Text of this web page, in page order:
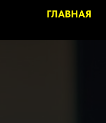
ГЛАВНАЯ